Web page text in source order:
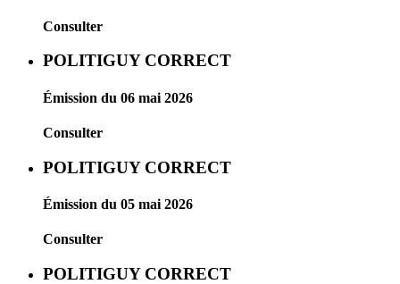
Consulter
POLITIGUY CORRECT
Émission du 06 mai 2026
Consulter
POLITIGUY CORRECT
Émission du 05 mai 2026
Consulter
POLITIGUY CORRECT